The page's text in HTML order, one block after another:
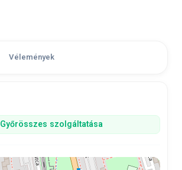
Vélemények
Győrösszes szolgáltatása